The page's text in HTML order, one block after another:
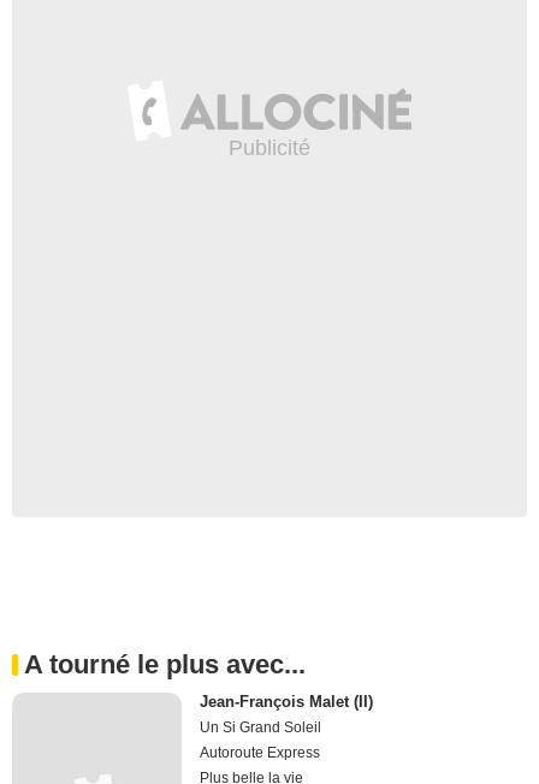
A tourné le plus avec...
Jean-François Malet (II)
Un Si Grand Soleil
Autoroute Express
Plus belle la vie